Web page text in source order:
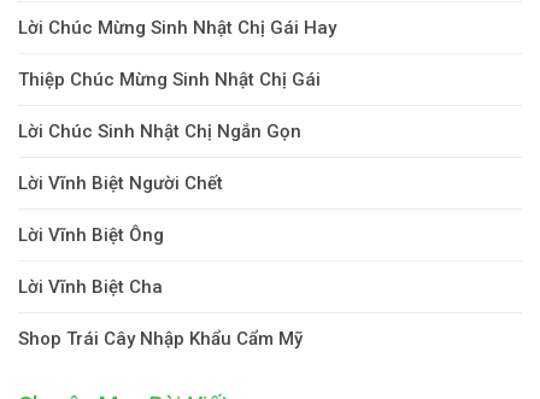
Lời Chúc Mừng Sinh Nhật Chị Gái Hay
Thiệp Chúc Mừng Sinh Nhật Chị Gái
Lời Chúc Sinh Nhật Chị Ngắn Gọn
Lời Vĩnh Biệt Người Chết
Lời Vĩnh Biệt Ông
Lời Vĩnh Biệt Cha
Shop Trái Cây Nhập Khẩu Cẩm Mỹ